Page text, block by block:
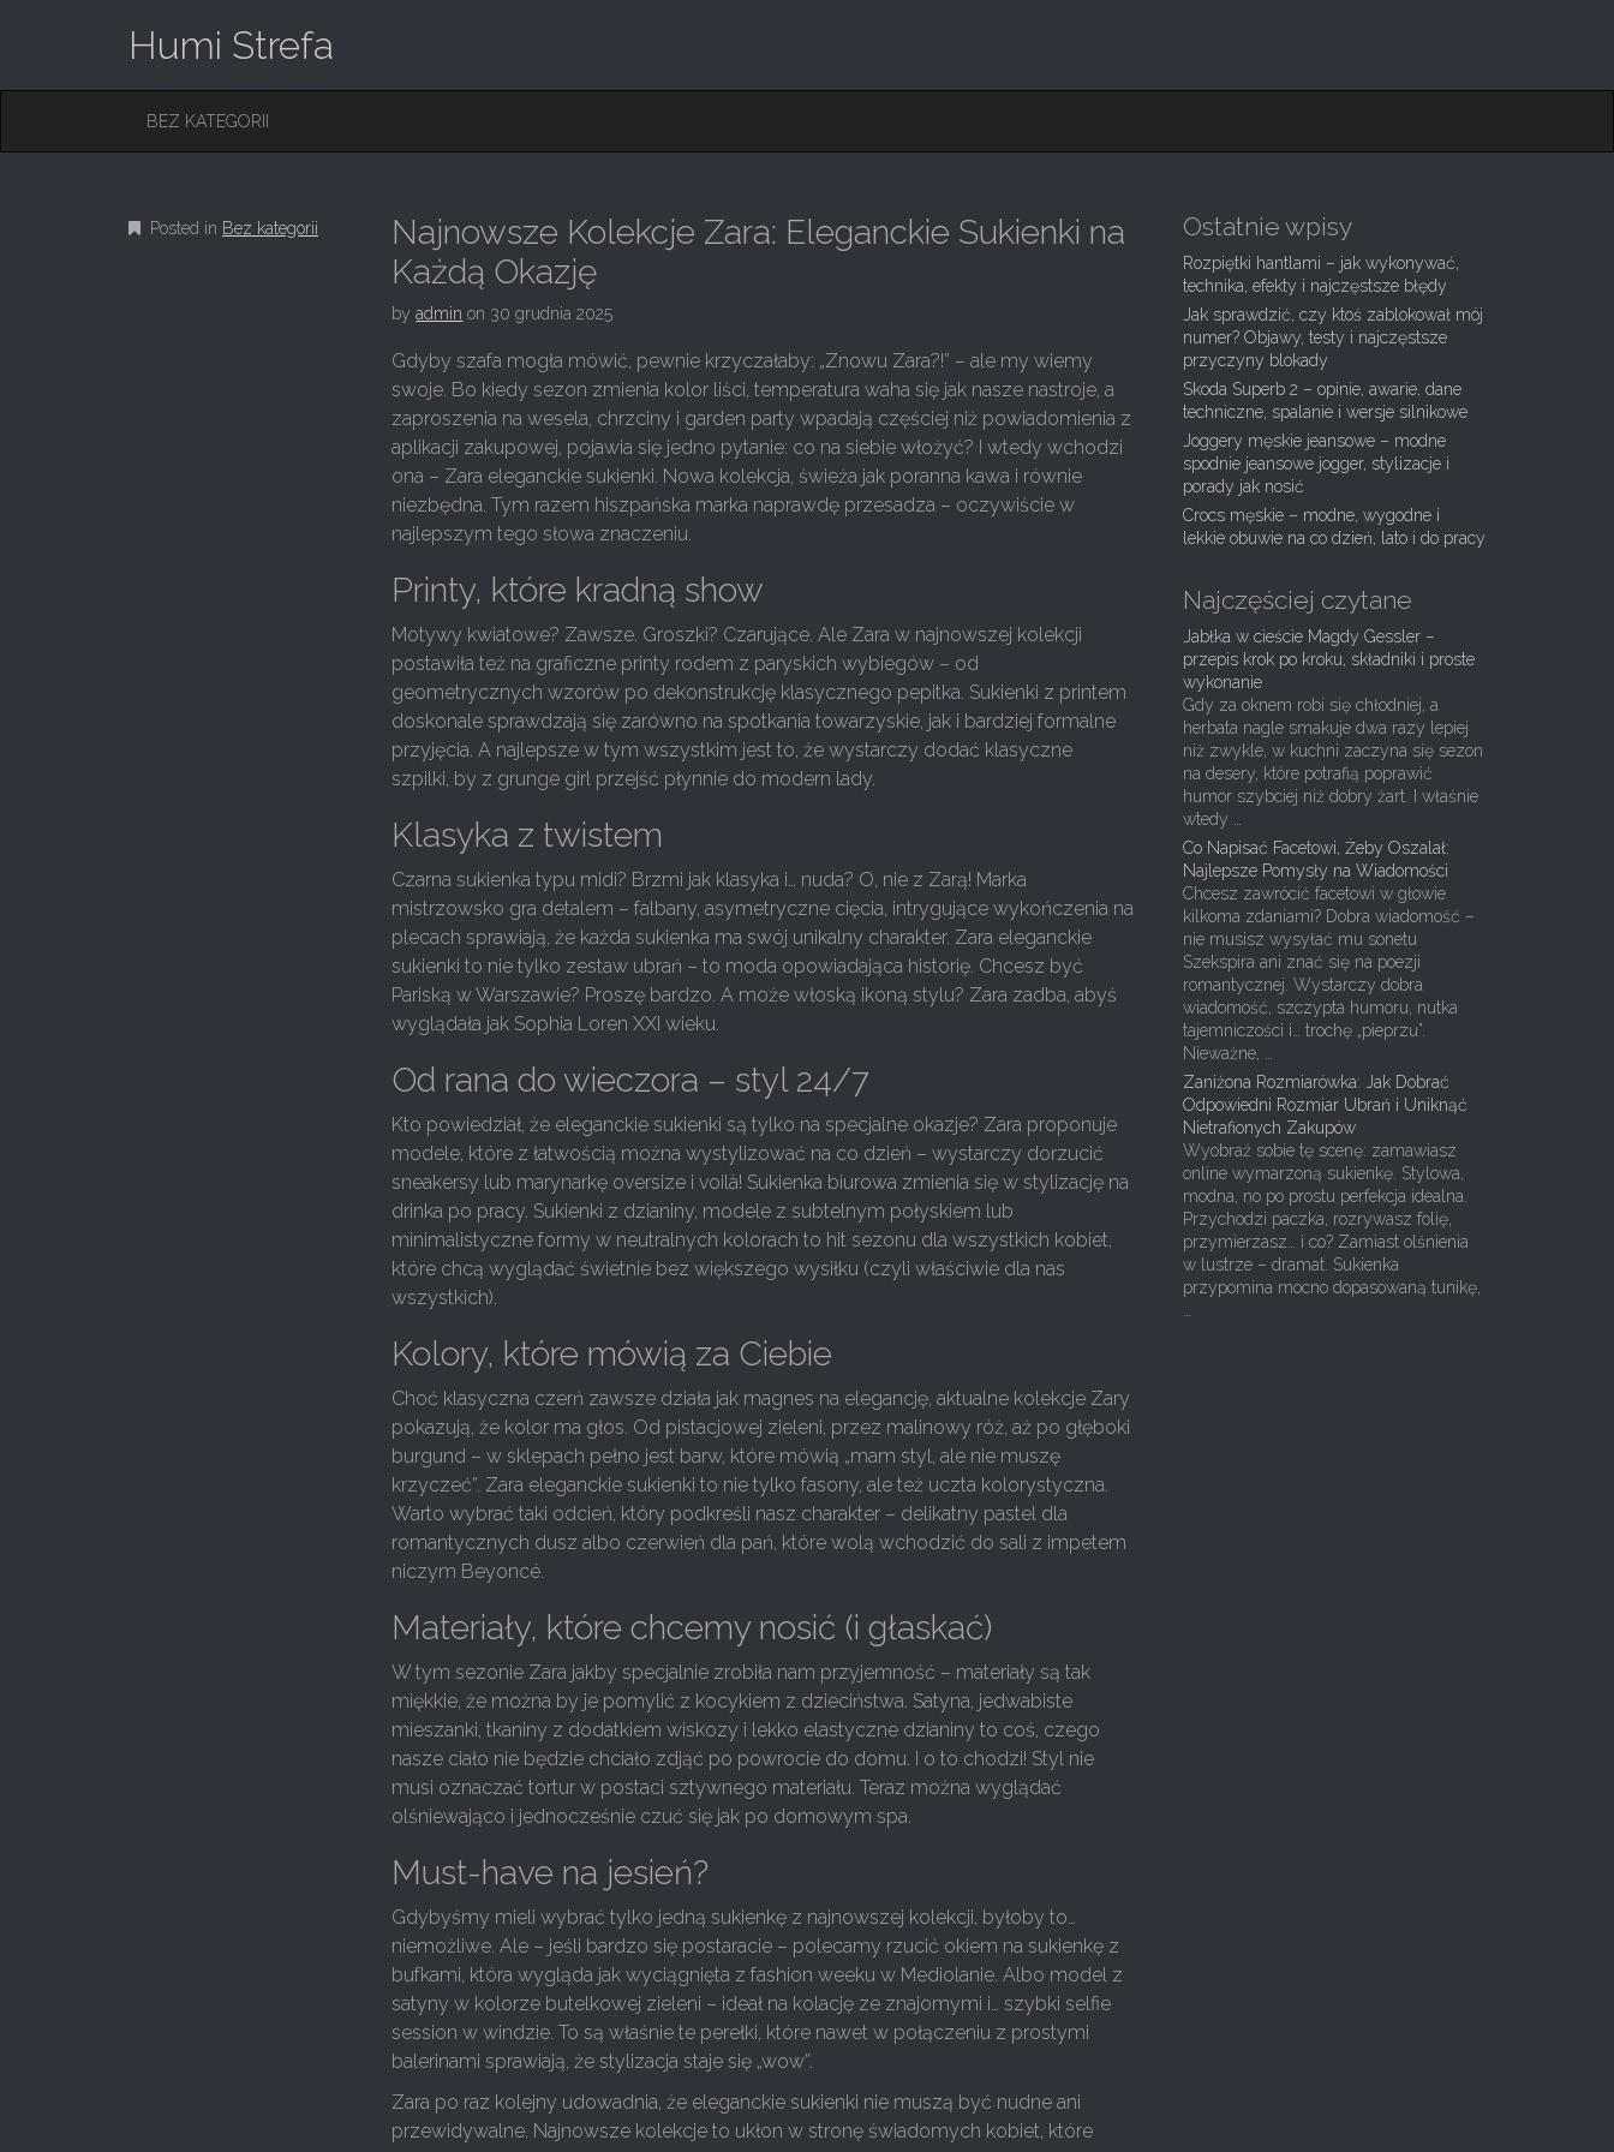
Humi Strefa
M
M
C
BEZ KATEGORII
Posted in Bez kategorii
Najnowsze Kolekcje Zara: Eleganckie Sukienki na
Każdą Okazję
byadmin on 30 grudnia 2025
Gdyby szafa mogła mówić, pewnie krzyczałaby: „Znowu Zara?!” – ale my wiemy
swoje. Bo kiedy sezon zmienia kolor liści, temperatura waha się jak nasze nastroje, a
zaproszenia na wesela, chrzciny i garden party wpadają częściej niż powiadomienia z
aplikacji zakupowej, pojawia się jedno pytanie: co na siebie włożyć? I wtedy wchodzi
ona – Zara eleganckie sukienki. Nowa kolekcja, świeża jak poranna kawa i równie
niezbędna. Tym razem hiszpańska marka naprawdę przesadza – oczywiście w
najlepszym tego słowa znaczeniu.
Printy, które kradną show
Motywy kwiatowe? Zawsze. Groszki? Czarujące. Ale Zara w najnowszej kolekcji
postawiła też na graficzne printy rodem z paryskich wybiegów – od
geometrycznych wzorów po dekonstrukcję klasycznego pepitka. Sukienki z printem
doskonale sprawdzają się zarówno na spotkania towarzyskie, jak i bardziej formalne
przyjęcia. A najlepsze w tym wszystkim jest to, że wystarczy dodać klasyczne
szpilki, by z grunge girl przejść płynnie do modern lady.
Klasyka z twistem
Czarna sukienka typu midi? Brzmi jak klasyka i… nuda? O, nie z Zarą! Marka
mistrzowsko gra detalem – falbany, asymetryczne cięcia, intrygujące wykończenia na
plecach sprawiają, że każda sukienka ma swój unikalny charakter. Zara eleganckie
sukienki to nie tylko zestaw ubrań – to moda opowiadająca historię. Chcesz być
Pariską w Warszawie? Proszę bardzo. A może włoską ikoną stylu? Zara zadba, abyś
wyglądała jak Sophia Loren XXI wieku.
Od rana do wieczora – styl 24/7
Kto powiedział, że eleganckie sukienki są tylko na specjalne okazje? Zara proponuje
modele, które z łatwością można wystylizować na co dzień – wystarczy dorzucić
sneakersy lub marynarkę oversize i voilà! Sukienka biurowa zmienia się w stylizację na
drinka po pracy. Sukienki z dzianiny, modele z subtelnym połyskiem lub
minimalistyczne formy w neutralnych kolorach to hit sezonu dla wszystkich kobiet,
które chcą wyglądać świetnie bez większego wysiłku (czyli właściwie dla nas
wszystkich).
Kolory, które mówią za Ciebie
Choć klasyczna czerń zawsze działa jak magnes na elegancję, aktualne kolekcje Zary
pokazują, że kolor ma głos. Od pistacjowej zieleni, przez malinowy róż, aż po głęboki
burgund – w sklepach pełno jest barw, które mówią „mam styl, ale nie muszę
krzyczeć”. Zara eleganckie sukienki to nie tylko fasony, ale też uczta kolorystyczna.
Warto wybrać taki odcień, który podkreśli nasz charakter – delikatny pastel dla
romantycznych dusz albo czerwień dla pań, które wolą wchodzić do sali z impetem
niczym Beyoncé.
Materiały, które chcemy nosić (i głaskać)
W tym sezonie Zara jakby specjalnie zrobiła nam przyjemność – materiały są tak
miękkie, że można by je pomylić z kocykiem z dzieciństwa. Satyna, jedwabiste
mieszanki, tkaniny z dodatkiem wiskozy i lekko elastyczne dzianiny to coś, czego
nasze ciało nie będzie chciało zdjąć po powrocie do domu. I o to chodzi! Styl nie
musi oznaczać tortur w postaci sztywnego materiału. Teraz można wyglądać
olśniewająco i jednocześnie czuć się jak po domowym spa.
Must-have na jesień?
Gdybyśmy mieli wybrać tylko jedną sukienkę z najnowszej kolekcji, byłoby to…
niemożliwe. Ale – jeśli bardzo się postaracie – polecamy rzucić okiem na sukienkę z
bufkami, która wygląda jak wyciągnięta z fashion weeku w Mediolanie. Albo model z
satyny w kolorze butelkowej zieleni – ideał na kolację ze znajomymi i… szybki selfie
session w windzie. To są właśnie te perełki, które nawet w połączeniu z prostymi
balerinami sprawiają, że stylizacja staje się „wow”.
Zara po raz kolejny udowadnia, że eleganckie sukienki nie muszą być nudne ani
przewidywalne. Najnowsze kolekcje to ukłon w stronę świadomych kobiet, które
Ostatnie wpisy
Rozpiętki hantlami – jak wykonywać,
technika, efekty i najczęstsze błędy
Jak sprawdzić, czy ktoś zablokował mój
numer? Objawy, testy i najczęstsze
przyczyny blokady
Skoda Superb 2 – opinie, awarie, dane
techniczne, spalanie i wersje silnikowe
Joggery męskie jeansowe – modne
spodnie jeansowe jogger, stylizacje i
porady jak nosić
Crocs męskie – modne, wygodne i
lekkie obuwie na co dzień, lato i do pracy
Najczęściej czytane
Jabłka w cieście Magdy Gessler –
przepis krok po kroku, składniki i proste
wykonanie
Gdy za oknem robi się chłodniej, a
herbata nagle smakuje dwa razy lepiej
niż zwykle, w kuchni zaczyna się sezon
na desery, które potrafią poprawić
humor szybciej niż dobry żart. I właśnie
wtedy …
Co Napisać Facetowi, Żeby Oszalał:
Najlepsze Pomysły na Wiadomości
Chcesz zawrócić facetowi w głowie
kilkoma zdaniami? Dobra wiadomość –
nie musisz wysyłać mu sonetu
Szekspira ani znać się na poezji
romantycznej. Wystarczy dobra
wiadomość, szczypta humoru, nutka
tajemniczości i… trochę „pieprzu”.
Nieważne, …
Zaniżona Rozmiarówka: Jak Dobrać
Odpowiedni Rozmiar Ubrań i Uniknąć
Nietrafionych Zakupów
Wyobraź sobie tę scenę: zamawiasz
online wymarzoną sukienkę. Stylowa,
modna, no po prostu perfekcja idealna.
Przychodzi paczka, rozrywasz folię,
przymierzasz… i co? Zamiast olśnienia
w lustrze – dramat. Sukienka
przypomina mocno dopasowaną tunikę,